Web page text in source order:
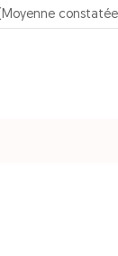
(Moyenne constatée